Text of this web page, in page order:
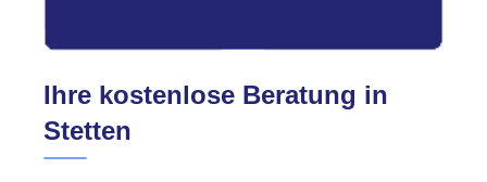
Ihre kostenlose Beratung in
Stetten